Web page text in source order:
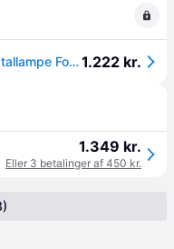
Philips Hue WCA Calla Large piedestallampe Forlængelse, sort 24v.1.222 kr.
1.349 kr.
Eller 3 betalinger af 450 kr.